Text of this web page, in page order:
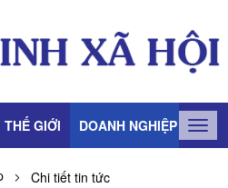
THẾ GIỚI DOANH NGHIỆP LAO
Chi tiết tin tức